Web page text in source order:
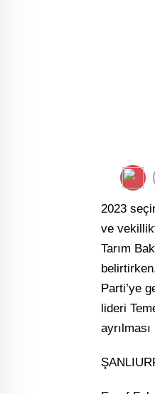
2023
ve
Tarım
Parti’ye
lideri